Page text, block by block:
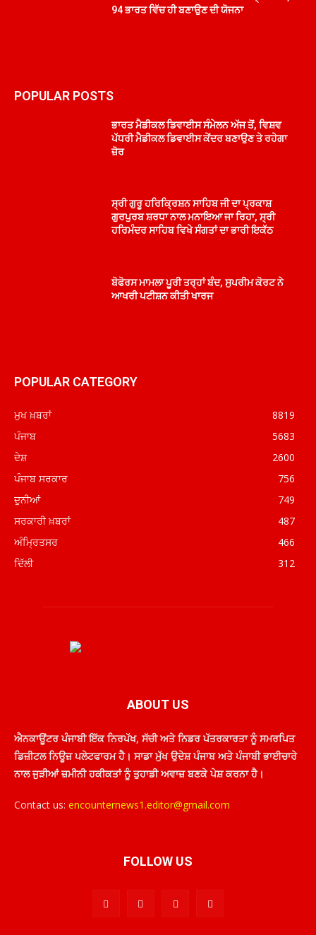
94 ਭਾਰਤ ਵਿੱਚ ਹੀ ਬਣਾਉਣ ਦੀ ਯੋਜਨਾ
POPULAR POSTS
ਭਾਰਤ ਮੈਡੀਕਲ ਡਿਵਾਈਸ ਸੰਮੇਲਨ ਅੱਜ ਤੋਂ, ਵਿਸ਼ਵ
ਪੱਧਰੀ ਮੈਡੀਕਲ ਡਿਵਾਈਸ ਕੇਂਦਰ ਬਣਾਉਣ ਤੇ ਰਹੇਗਾ
ਜ਼ੋਰ
ਸ੍ਰੀ ਗੁਰੂ ਹਰਿਕ੍ਰਿਸ਼ਨ ਸਾਹਿਬ ਜੀ ਦਾ ਪ੍ਰਕਾਸ਼
ਗੁਰਪੁਰਬ ਸ਼ਰਧਾ ਨਾਲ ਮਨਾਇਆ ਜਾ ਰਿਹਾ, ਸ੍ਰੀ
ਹਰਿਮੰਦਰ ਸਾਹਿਬ ਵਿਖੇ ਸੰਗਤਾਂ ਦਾ ਭਾਰੀ ਇਕੱਠ
ਬੋਫੋਰਸ ਮਾਮਲਾ ਪੂਰੀ ਤਰ੍ਹਾਂ ਬੰਦ, ਸੁਪਰੀਮ ਕੋਰਟ ਨੇ
ਆਖਰੀ ਪਟੀਸ਼ਨ ਕੀਤੀ ਖਾਰਜ
POPULAR CATEGORY
ਮੁਖ ਖ਼ਬਰਾਂ
8819
ਪੰਜਾਬ
5683
ਦੇਸ਼
2600
ਪੰਜਾਬ ਸਰਕਾਰ
756
ਦੁਨੀਆਂ
749
ਸਰਕਾਰੀ ਖ਼ਬਰਾਂ
487
ਅੰਮ੍ਰਿਤਸਰ
466
ਦਿੱਲੀ
312
ABOUT US
ਐਨਕਾਊਂਟਰ ਪੰਜਾਬੀ ਇੱਕ ਨਿਰਪੱਖ, ਸੱਚੀ ਅਤੇ ਨਿਡਰ ਪੱਤਰਕਾਰਤਾ ਨੂੰ ਸਮਰਪਿਤ
ਡਿਜ਼ੀਟਲ ਨਿਊਜ਼ ਪਲੇਟਫਾਰਮ ਹੈ। ਸਾਡਾ ਮੁੱਖ ਉਦੇਸ਼ ਪੰਜਾਬ ਅਤੇ ਪੰਜਾਬੀ ਭਾਈਚਾਰੇ
ਨਾਲ ਜੁੜੀਆਂ ਜ਼ਮੀਨੀ ਹਕੀਕਤਾਂ ਨੂੰ ਤੁਹਾਡੀ ਅਵਾਜ਼ ਬਣਕੇ ਪੇਸ਼ ਕਰਨਾ ਹੈ।
Contact us: encounternews1.editor@gmail.com
FOLLOW US